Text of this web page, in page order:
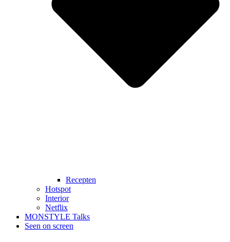
Recepten
Hotspot
Interior
Netflix
MONSTYLE Talks
Seen on screen